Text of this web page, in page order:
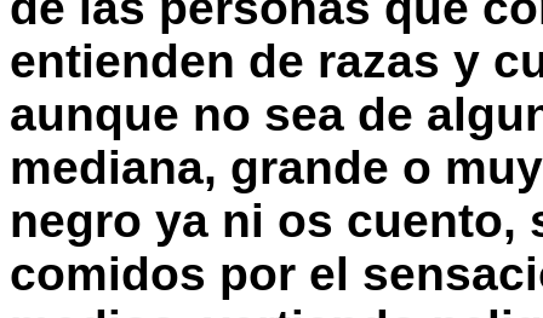
entienden de razas y
aunque no sea de
mediana, grande o
negro ya ni os cuento,
comidos por el